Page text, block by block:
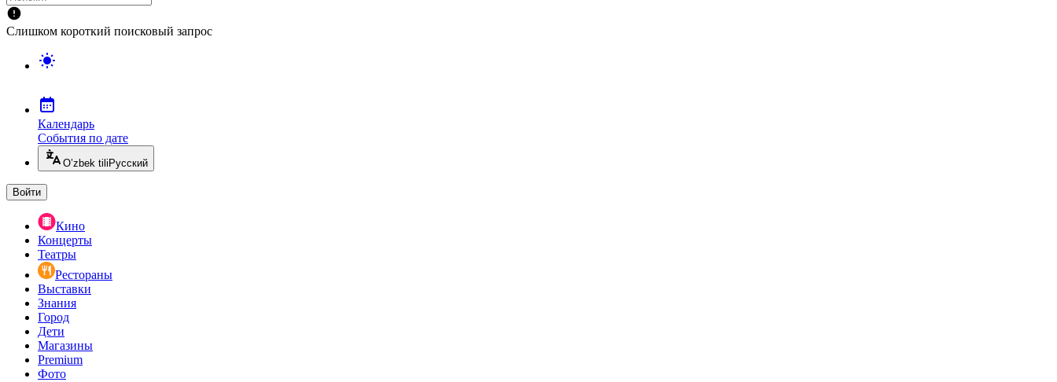
Слишком короткий поисковый запрос
Календарь
События по дате
O’zbek tili Русский
Войти
Кино
Концерты
Театры
Рестораны
Выставки
Знания
Город
Дети
Магазины
Premium
Фото